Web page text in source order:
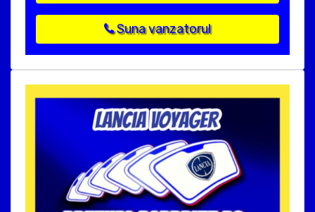
Suna vanzatorul